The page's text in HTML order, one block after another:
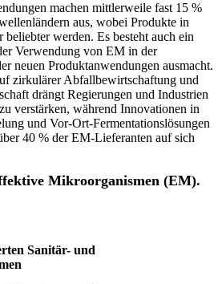
machen mittlerweile fast 15 %
aus, wobei Produkte in
werden. Es besteht auch ein
Verwendung von EM in der
neuen Produktanwendungen ausmacht.
zirkulärer Abfallbewirtschaftung und
drängt Regierungen und Industrien
verstärken, während Innovationen in
und Vor-Ort-Fermentationslösungen
40 % der EM-Lieferanten auf sich
Mikroorganismen (EM).
Sanitär- und